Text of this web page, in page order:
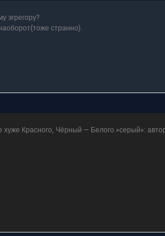
эгрегору?
странно).
Красного, Чёрный — Белого.»серый»: